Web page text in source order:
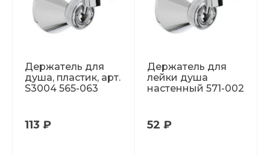
Держатель для
душа, пластик, арт.
S3004 565-063
113 ₽
Держатель для
лейки душа
настенный 571-002
52 ₽